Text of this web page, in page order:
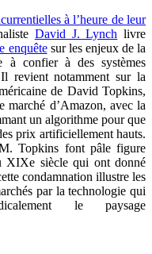
à l’heure de leur
David J. Lynch livre
enquêtesur les enjeux de la
à confier à des systèmes
revient notamment sur la
de David Topkins,
marché d’Amazon, avec la
un algorithme pour que
prix artificiellement hauts.
Topkins font pâle figure
XIXe siècle qui ont donné
condamnation illustre les
par la technologie qui
le paysage